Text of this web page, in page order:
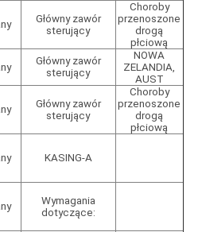
Główny zawór
sterujący
Choroby
przenoszone
drogą
płciową
Główny zawór
sterujący
NOWA
ZELANDIA,
AUST
Główny zawór
sterujący
Choroby
przenoszone
drogą
płciową
KASING-A
Wymagania
dotyczące: